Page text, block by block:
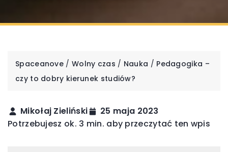
Spaceanove / Wolny czas / Nauka / Pedagogika –
czy to dobry kierunek studiów?
Mikołaj Zieliński
25 maja 2023
Potrzebujesz ok. 3 min. aby przeczytać ten wpis